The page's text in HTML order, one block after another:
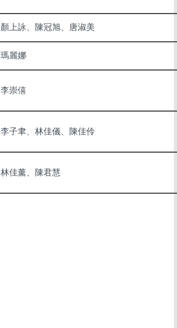
顏上詠、陳冠旭、唐淑美
瑪麗娜
李崇僖
李子聿、林佳儀、陳佳伶
林佳薰、陳君慧